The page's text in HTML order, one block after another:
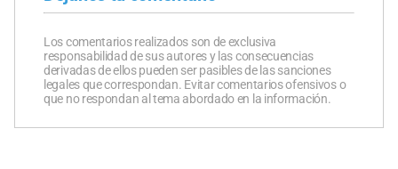
Los comentarios realizados son de exclusiva
responsabilidad de sus autores y las consecuencias
derivadas de ellos pueden ser pasibles de las sanciones
legales que correspondan. Evitar comentarios ofensivos o
que no respondan al tema abordado en la información.